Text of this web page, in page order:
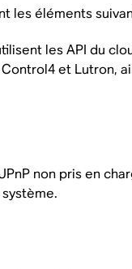
les éléments
les API du
et Lutron,
non pris en